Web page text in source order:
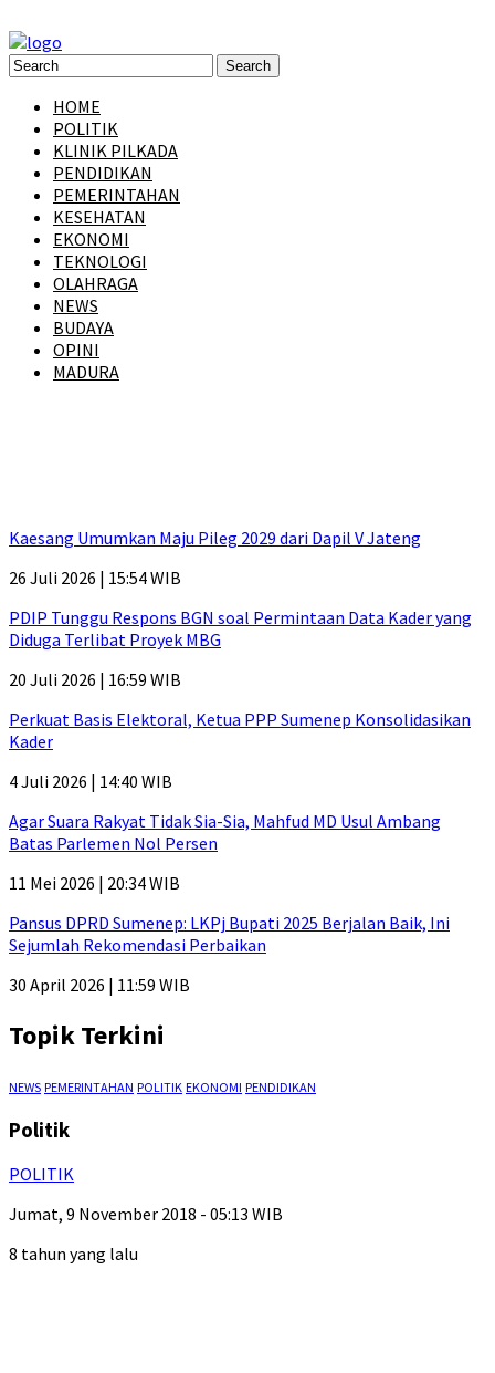
HOME
POLITIK
KLINIK PILKADA
PENDIDIKAN
PEMERINTAHAN
KESEHATAN
EKONOMI
TEKNOLOGI
OLAHRAGA
NEWS
BUDAYA
OPINI
MADURA
Kaesang Umumkan Maju Pileg 2029 dari Dapil V Jateng
26 Juli 2026 | 15:54 WIB
PDIP Tunggu Respons BGN soal Permintaan Data Kader yang
Diduga Terlibat Proyek MBG
20 Juli 2026 | 16:59 WIB
Perkuat Basis Elektoral, Ketua PPP Sumenep Konsolidasikan
Kader
4 Juli 2026 | 14:40 WIB
Agar Suara Rakyat Tidak Sia-Sia, Mahfud MD Usul Ambang
Batas Parlemen Nol Persen
11 Mei 2026 | 20:34 WIB
Pansus DPRD Sumenep: LKPj Bupati 2025 Berjalan Baik, Ini
Sejumlah Rekomendasi Perbaikan
30 April 2026 | 11:59 WIB
Topik Terkini
NEWS PEMERINTAHAN POLITIK EKONOMI PENDIDIKAN
Politik
POLITIK
Jumat, 9 November 2018 - 05:13 WIB
8 tahun yang lalu